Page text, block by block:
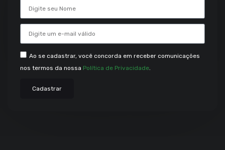
Ao se cadastrar, você concorda em receber comunicações
nos termos da nossa Política de Privacidade
Cadastrar